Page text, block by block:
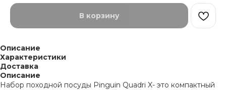
В корзину
Описание
Характеристики
Доставка
Описание
Набор походной посуды Pinguin Quadri X- это компактный